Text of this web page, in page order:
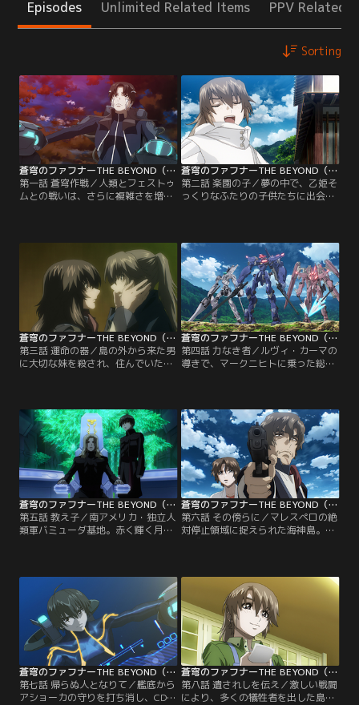
Episodes Unlimited Related Items PPV Related
Sorting
蒼穹のファフナーTHE BEYOND（TV Edition） 第01話
第一話 蒼穹作戦／人類とフェストゥ
ムとの戦いは、さらに複雑さを増し
込んだ真壁一騎ら竜宮島部隊はフェ
ストゥムとの激しい戦闘を繰り広げ
る。【提供：バンダイチャンネル】
蒼穹のファフナーTHE BEYOND（TV Edition） 第02話
第二話 楽園の子／夢の中で、乙姫そ
っくりなふたりの子供たちに出会っ
いた。夢から覚めるとそこはいつも
の平和な島。そしてどこまでも続く
青い海だった。優しい両親、生意気
だけどかわいい妹、気の置けない親
友。満ち足りた日常だが、総士の好
奇心は島の外に向かっていた。【提
供：バンダイチャンネル】
蒼穹のファフナーTHE BEYOND（TV Edition） 第03話
第三話 運命の器／島の外から来た男
に大切な妹を殺され、住んでいた島
目を覚ました総士は、島の人々--特
に一騎に反発し、反抗的な態度をと
る。史彦らは、この世界こそが現実
なのだと総士を説得しようとする
が……。【提供：バンダイチャンネ
ル】
蒼穹のファフナーTHE BEYOND（TV Edition） 第04話
第四話 力なき者／ルヴィ・カーマの
導きで、マークニヒトに乗った総
る。「こんな島、全部壊してや
る！」駄々をこねる子供のようにむ
き出しの敵意をやみくもにぶつける
総士を、零央たちは軽くいなす。そ
の様を美羽は悲しく見つめ、ひとり
立ち尽くしていた……。【提供：バ
ンダイチャンネル】
蒼穹のファフナーTHE BEYOND（TV Edition） 第05話
第五話 教え子／南アメリカ・独立人
類軍バミューダ基地。赤く輝く月の
は、軍服をまとった金髪碧眼の青
年。その傍らにはマリス・エクセル
シアと、新たな身体を作り上げたマ
レスペロの姿もあった。青年は、艦
隊を動かし海神島に総攻撃をかける
と宣言するが…。【提供：バンダイ
チャンネル】
蒼穹のファフナーTHE BEYOND（TV Edition） 第06話
第六話 その傍らに／マレスペロの絶
対停止領域に捉えられた海神島。ア
ルヴィスは脱出の方法を検討するが
＞のみが大気圏外の敵に対抗しうる
ただひとつの希望であるとの結論に
達する。総士は竜宮島の位置を探る
ため、再びマークニヒトに乗る機会
を与えられるが……。【提供：バン
ダイチャンネル】
蒼穹のファフナーTHE BEYOND（TV Edition） 第07話
第七話 帰らぬ人となりて／艦底から
アショーカの守りを打ち消し、CDC
蒼穹のファフナーTHE BEYOND（TV Edition） 第08話
第八話 遺されしを伝え／激しい戦闘
により、多くの犠牲者を出した島に